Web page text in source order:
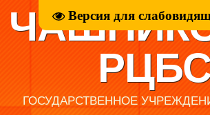
Версия для
ГОСУДАРСТВЕННОЕ